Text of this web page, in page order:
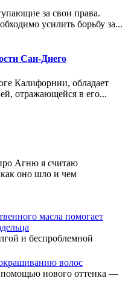
за свои права.
усилить борьбу за...
Сан-Диего
Калифорнии, обладает
отражающейся в его...
Агню я считаю
как оно шло и чем
масла помогает
и беспроблемной
волос
помощью нового оттенка —